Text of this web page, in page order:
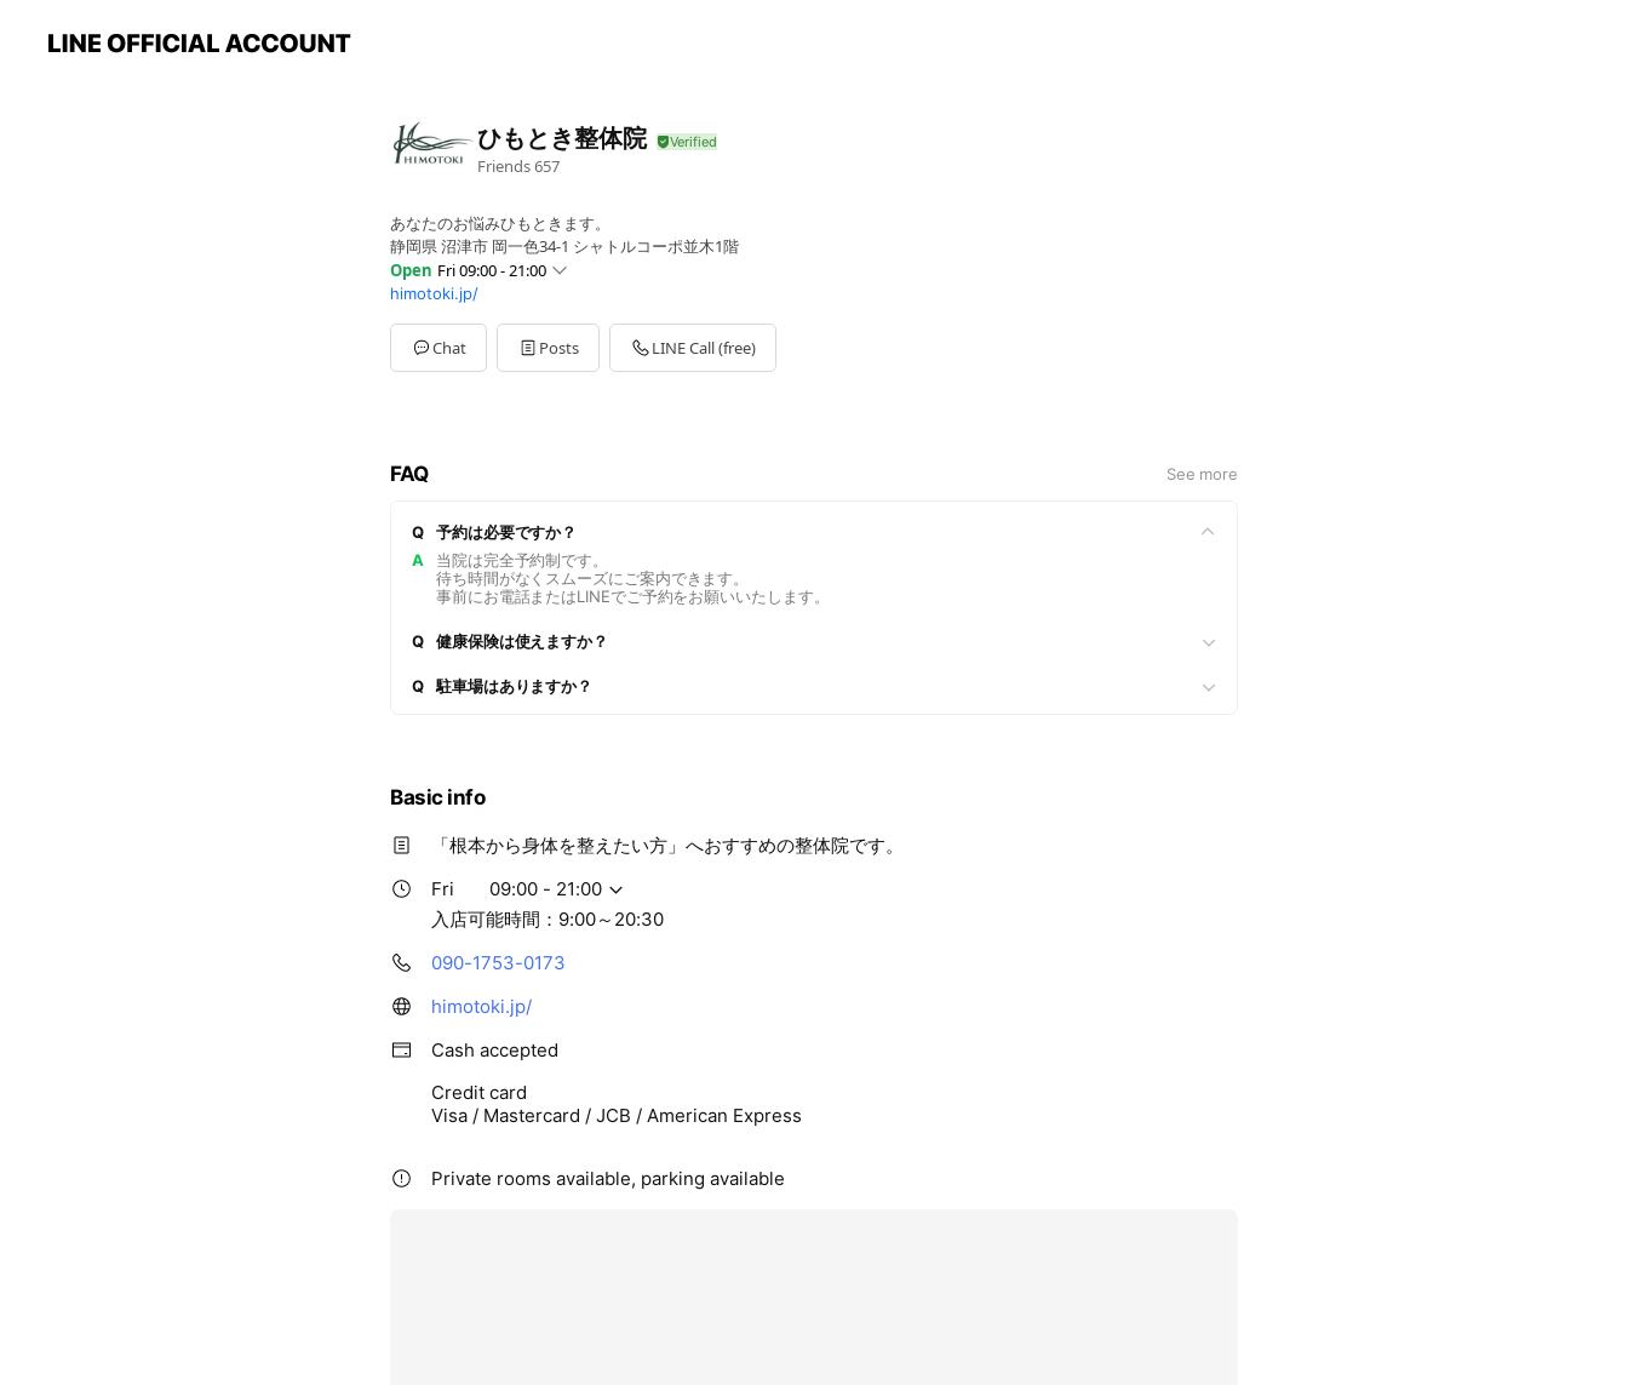
ひもとき整体院
Friends657
あなたのお悩みひもときます。
静岡県 沼津市 岡一色34-1 シャトルコーポ並木1階
Open Fri 09:00 - 21:00
Sun09:00 - 21:00
Mon09:00 - 21:00
Tue09:00 - 21:00
Wed09:00 - 21:00
himotoki.jp/
Chat Posts LINE Call (free)
FAQ See more
Q
予約は必要ですか？
A
当院は完全予約制です。
待ち時間がなくスムーズにご案内できます。
事前にお電話またはLINEでご予約をお願いいたします。
Q 健康保険は使えますか？
Q 駐車場はありますか？
Basic info
「根本から身体を整えたい方」へおすすめの整体院です。
Fri
09:00 - 21:00
入店可能時間：9:00～20:30
090-1753-0173
himotoki.jp/
Cash accepted
Credit card
Visa / Mastercard / JCB / American Express
Private rooms available, parking available